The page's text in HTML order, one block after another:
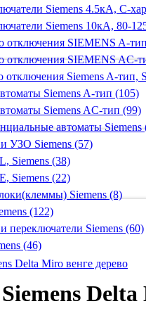
Siemens 4.5кА, C-
Siemens 10кА, 80-
отключения SIEMENS A-
отключения SIEMENS AС-
отключения Siemens A-тип,
Siemens A-тип (105)
Siemens AС-тип (99)
автоматы Siemens
УЗО Siemens (57)
Siemens (38)
Siemens (22)
Siemens (8)
(122)
переключатели Siemens (60)
(46)
Delta Miro венге дерево
Siemens